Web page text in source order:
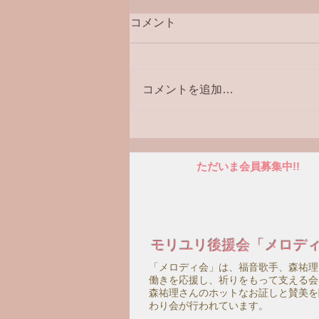
ー」好評発売中！
コメント
コメントを追加…
ただいま会員募集中!!
モリユリ後援会「メロデ
「メロディ会」は、福音歌手、森祐
働きを応援し、祈りをもって支える
森祐理さんのホットなお証しと賛美
わり会が行われています。